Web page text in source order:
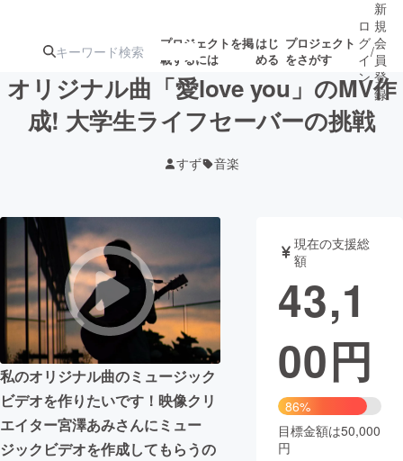
プロジェクトを掲
載するには
はじ
める
プロジェクト
をさがす
注目の新着プロ
ジェクト
募集終了が近いプ
ロジェクト
アート・写真 音楽
テクノロジー・ガジェット ゲーム・
映像・映画 書籍・雑誌
ビジネス・起業 チャレンジ
まちづくり・地域活性化
ロ
グ
イ
ン
/
新
規
会
員
登
録
オリジナル曲「愛love you」のMV作
成! 大学生ライフセーバーの挑戦
すず 音楽
私のオリジナル曲のミュージック
ビデオを作りたいです！映像クリ
エイター宮澤あみさんにミュー
ジックビデオを作成してもらうの
現在の支援総
額
43,1
00円
86%
目標金額は50,000
円